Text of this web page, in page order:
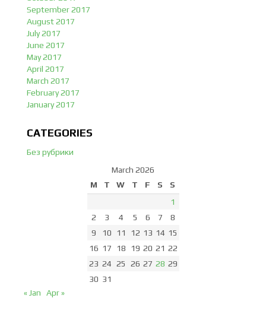
September 2017
August 2017
July 2017
June 2017
May 2017
April 2017
March 2017
February 2017
January 2017
CATEGORIES
Без рубрики
March 2026
M
T W T F S
S
1
2
3 4 5 6 7
8
9
10 11 12 13 14 15
16 17 18 19 20 21 22
23 24 25 26 27 28 29
30 31
« Jan
Apr »